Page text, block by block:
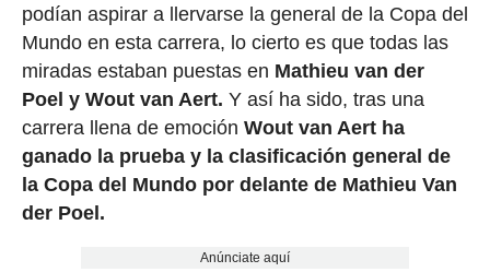
podían aspirar a llervarse la general de la Copa del
Mundo en esta carrera, lo cierto es que todas las
miradas estaban puestas en Mathieu van der
Poel y Wout van Aert. Y así ha sido, tras una
carrera llena de emoción Wout van Aert ha
ganado la prueba y la clasificación general de
la Copa del Mundo por delante de Mathieu Van
der Poel.
Anúnciate aquí